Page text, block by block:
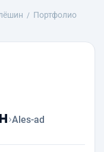
Портфолио
›Ales-ad